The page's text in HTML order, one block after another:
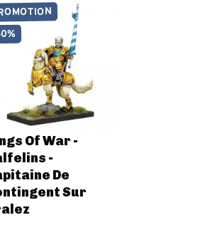
Of War -
-
De
Sur